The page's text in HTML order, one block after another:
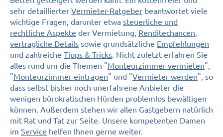
sehr detaillierter Vermieter-Ratgeber beantwortet viele
wichtige Fragen, darunter etwa steuerliche und
rechtliche Aspekte der Vermietung, Renditechancen,
vertragliche Details sowie grundsätzliche Empfehlungen
und zahlreiche Tipps & Tricks. Nicht zuletzt erfahren Sie
alles rund um die Themen "Monteurzimmer vermieten",
"Monteurzimmer eintragen" und "Vermieter werden", so
dass selbst bisher noch unerfahrene Anbieter die
wenigen bürokratischen Hürden problemlos bewältigen
können. Außerdem stehen wir allen Gastgebern natürlich
mit Rat und Tat zur Seite. Unsere kompetenten Damen
im Service helfen Ihnen gerne weiter.